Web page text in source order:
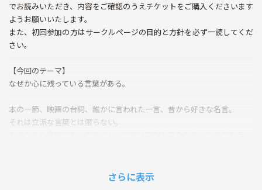
でお読みいただき、内容をご確認のうえチケットをご購入くださいます
ようお願いいたします。
また、初回参加の方はサークルページの目的と方針を必ず一読してくだ
さい。
【今回のテーマ】
なぜか心に残っている言葉がある。
本の一節、映画の台詞、誰かに言われた一言、昔から好きな名言。
それは立派な言葉とは限らない。
その言葉が正しいからなのか。さらに表示